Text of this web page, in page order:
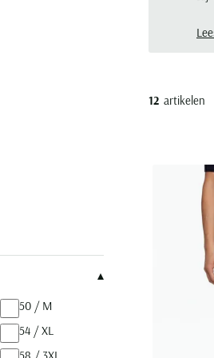
50 / M
54 / XL
12 artikelen